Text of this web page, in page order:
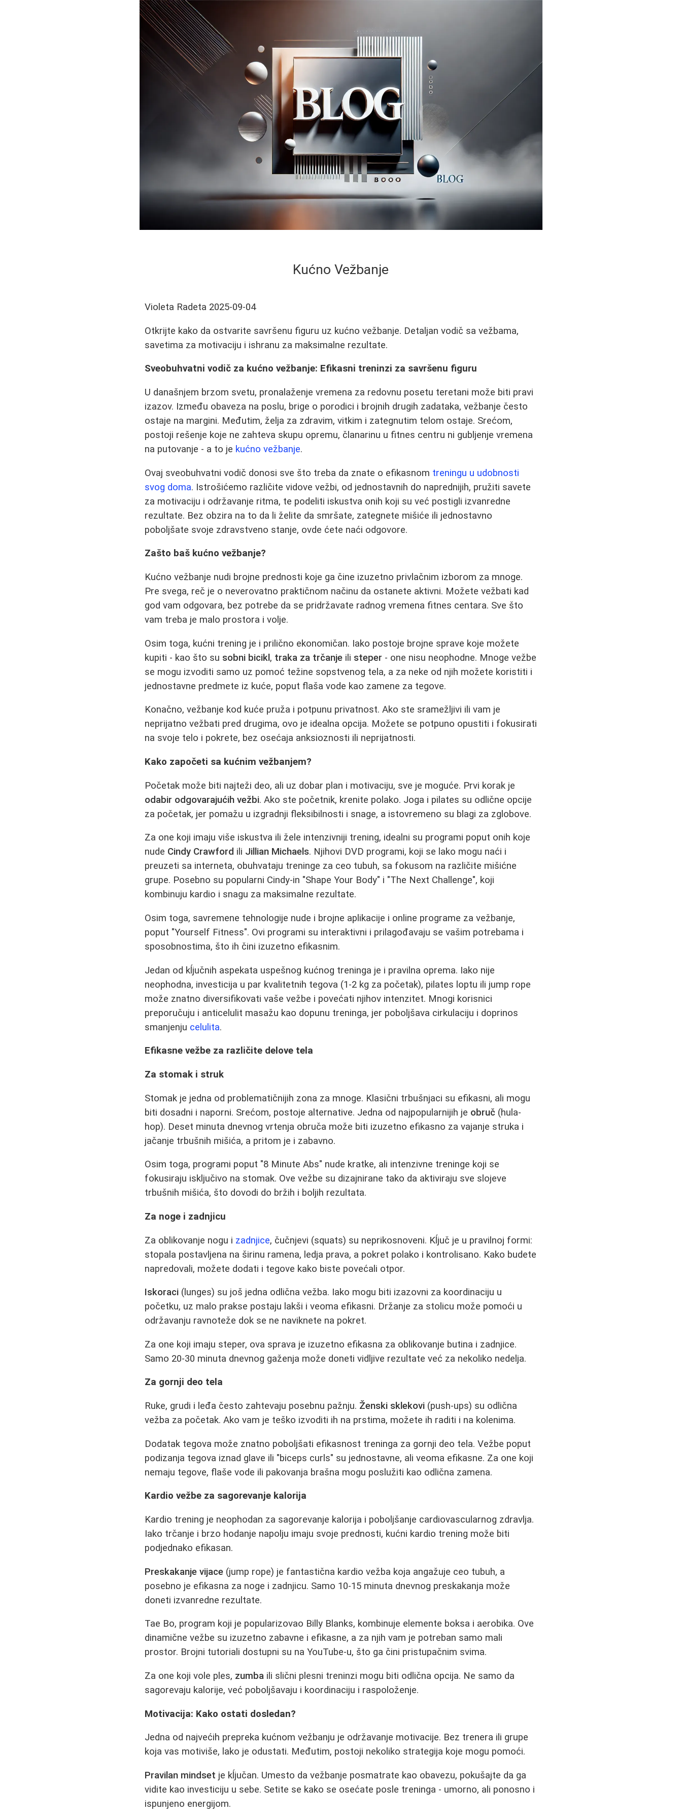
Kućno Vežbanje
Violeta Radeta 2025-09-04
Otkrijte kako da ostvarite savršenu figuru uz kućno vežbanje. Detaljan vodič sa vežbama,
savetima za motivaciju i ishranu za maksimalne rezultate.
Sveobuhvatni vodič za kućno vežbanje: Efikasni treninzi za savršenu figuru
U današnjem brzom svetu, pronalaženje vremena za redovnu posetu teretani može biti pravi
izazov. Između obaveza na poslu, brige o porodici i brojnih drugih zadataka, vežbanje često
ostaje na margini. Međutim, želja za zdravim, vitkim i zategnutim telom ostaje. Srećom,
postoji rešenje koje ne zahteva skupu opremu, članarinu u fitnes centru ni gubljenje vremena
na putovanje - a to je kućno vežbanje.
Ovaj sveobuhvatni vodič donosi sve što treba da znate o efikasnom treningu u udobnosti
svog doma. Istrošićemo različite vidove vežbi, od jednostavnih do naprednijih, pružiti savete
za motivaciju i održavanje ritma, te podeliti iskustva onih koji su već postigli izvanredne
rezultate. Bez obzira na to da li želite da smršate, zategnete mišiće ili jednostavno
poboljšate svoje zdravstveno stanje, ovde ćete naći odgovore.
Zašto baš kućno vežbanje?
Kućno vežbanje nudi brojne prednosti koje ga čine izuzetno privlačnim izborom za mnoge.
Pre svega, reč je o neverovatno praktičnom načinu da ostanete aktivni. Možete vežbati kad
god vam odgovara, bez potrebe da se pridržavate radnog vremena fitnes centara. Sve što
vam treba je malo prostora i volje.
Osim toga, kućni trening je i prilično ekonomičan. Iako postoje brojne sprave koje možete
kupiti - kao što su sobni bicikl, traka za trčanje ili steper - one nisu neophodne. Mnoge vežbe
se mogu izvoditi samo uz pomoć težine sopstvenog tela, a za neke od njih možete koristiti i
jednostavne predmete iz kuće, poput flaša vode kao zamene za tegove.
Konačno, vežbanje kod kuće pruža i potpunu privatnost. Ako ste sramežljivi ili vam je
neprijatno vežbati pred drugima, ovo je idealna opcija. Možete se potpuno opustiti i fokusirati
na svoje telo i pokrete, bez osećaja anksioznosti ili neprijatnosti.
Kako započeti sa kućnim vežbanjem?
Početak može biti najteži deo, ali uz dobar plan i motivaciju, sve je moguće. Prvi korak je
odabir odgovarajućih vežbi. Ako ste početnik, krenite polako. Joga i pilates su odlične opcije
za početak, jer pomažu u izgradnji fleksibilnosti i snage, a istovremeno su blagi za zglobove.
Za one koji imaju više iskustva ili žele intenzivniji trening, idealni su programi poput onih koje
nude Cindy Crawford ili Jillian Michaels. Njihovi DVD programi, koji se lako mogu naći i
preuzeti sa interneta, obuhvataju treninge za ceo tubuh, sa fokusom na različite mišićne
grupe. Posebno su popularni Cindy-in "Shape Your Body" i "The Next Challenge", koji
kombinuju kardio i snagu za maksimalne rezultate.
Osim toga, savremene tehnologije nude i brojne aplikacije i online programe za vežbanje,
poput "Yourself Fitness". Ovi programi su interaktivni i prilagođavaju se vašim potrebama i
sposobnostima, što ih čini izuzetno efikasnim.
Jedan od kĺjučnih aspekata uspešnog kućnog treninga je i pravilna oprema. Iako nije
neophodna, investicija u par kvalitetnih tegova (1-2 kg za početak), pilates loptu ili jump rope
može znatno diversifikovati vaše vežbe i povećati njihov intenzitet. Mnogi korisnici
preporučuju i anticelulit masažu kao dopunu treninga, jer poboljšava cirkulaciju i doprinos
smanjenju celulita.
Efikasne vežbe za različite delove tela
Za stomak i struk
Stomak je jedna od problematičnijih zona za mnoge. Klasični trbušnjaci su efikasni, ali mogu
biti dosadni i naporni. Srećom, postoje alternative. Jedna od najpopularnijih je obruč (hula-
hop). Deset minuta dnevnog vrtenja obruča može biti izuzetno efikasno za vajanje struka i
jačanje trbušnih mišića, a pritom je i zabavno.
Osim toga, programi poput "8 Minute Abs" nude kratke, ali intenzivne treninge koji se
fokusiraju isključivo na stomak. Ove vežbe su dizajnirane tako da aktiviraju sve slojeve
trbušnih mišića, što dovodi do bržih i boljih rezultata.
Za noge i zadnjicu
Za oblikovanje nogu i zadnjice, čučnjevi (squats) su neprikosnoveni. Kĺjuč je u pravilnoj formi:
stopala postavljena na širinu ramena, ledja prava, a pokret polako i kontrolisano. Kako budete
napredovali, možete dodati i tegove kako biste povećali otpor.
Iskoraci (lunges) su još jedna odlična vežba. Iako mogu biti izazovni za koordinaciju u
početku, uz malo prakse postaju lakši i veoma efikasni. Držanje za stolicu može pomoći u
održavanju ravnoteže dok se ne naviknete na pokret.
Za one koji imaju steper, ova sprava je izuzetno efikasna za oblikovanje butina i zadnjice.
Samo 20-30 minuta dnevnog gaženja može doneti vidljive rezultate već za nekoliko nedelja.
Za gornji deo tela
Ruke, grudi i leđa često zahtevaju posebnu pažnju. Ženski sklekovi (push-ups) su odlična
vežba za početak. Ako vam je teško izvoditi ih na prstima, možete ih raditi i na kolenima.
Dodatak tegova može znatno poboljšati efikasnost treninga za gornji deo tela. Vežbe poput
podizanja tegova iznad glave ili "biceps curls" su jednostavne, ali veoma efikasne. Za one koji
nemaju tegove, flaše vode ili pakovanja brašna mogu poslužiti kao odlična zamena.
Kardio vežbe za sagorevanje kalorija
Kardio trening je neophodan za sagorevanje kalorija i poboljšanje cardiovascularnog zdravlja.
Iako trčanje i brzo hodanje napolju imaju svoje prednosti, kućni kardio trening može biti
podjednako efikasan.
Preskakanje vijace (jump rope) je fantastična kardio vežba koja angažuje ceo tubuh, a
posebno je efikasna za noge i zadnjicu. Samo 10-15 minuta dnevnog preskakanja može
doneti izvanredne rezultate.
Tae Bo, program koji je popularizovao Billy Blanks, kombinuje elemente boksa i aerobika. Ove
dinamične vežbe su izuzetno zabavne i efikasne, a za njih vam je potreban samo mali
prostor. Brojni tutoriali dostupni su na YouTube-u, što ga čini pristupačnim svima.
Za one koji vole ples, zumba ili slični plesni treninzi mogu biti odlična opcija. Ne samo da
sagorevaju kalorije, već poboljšavaju i koordinaciju i raspoloženje.
Motivacija: Kako ostati dosledan?
Jedna od najvećih prepreka kućnom vežbanju je održavanje motivacije. Bez trenera ili grupe
koja vas motiviše, lako je odustati. Međutim, postoji nekoliko strategija koje mogu pomoći.
Pravilan mindset je kĺjučan. Umesto da vežbanje posmatrate kao obavezu, pokušajte da ga
vidite kao investiciju u sebe. Setite se kako se osećate posle treninga - umorno, ali ponosno i
ispunjeno energijom.